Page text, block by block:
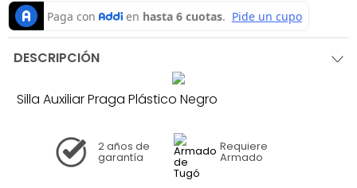
DESCRIPCIÓN
Silla Auxiliar Praga Plástico Negro
2 años de
garantía
Requiere
Armado